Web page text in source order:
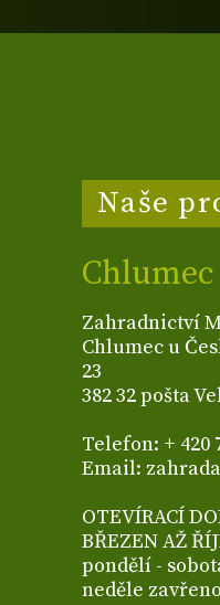
Naše
Chlumec
Zahradnictví
Chlumec u
23
382 32 pošta
Telefon: + 420
Email:
OTEVÍRACÍ
BŘEZEN AŽ
pondělí -
neděle zavřeno